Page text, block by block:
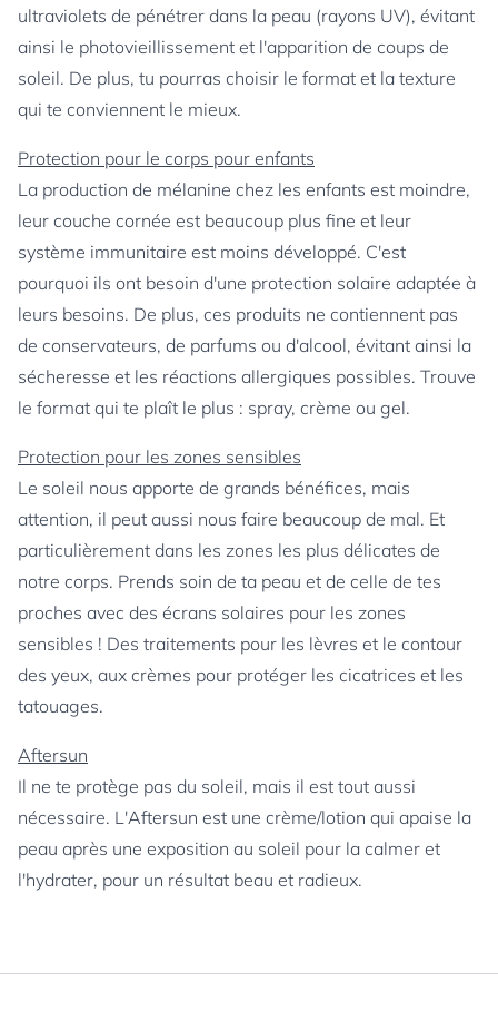
ultraviolets de pénétrer dans la peau (rayons UV), évitant
ainsi le photovieillissement et l'apparition de coups de
soleil. De plus, tu pourras choisir le format et la texture
qui te conviennent le mieux.
Protection pour le corps pour enfants
La production de mélanine chez les enfants est moindre,
leur couche cornée est beaucoup plus fine et leur
système immunitaire est moins développé. C'est
pourquoi ils ont besoin d'une protection solaire adaptée à
leurs besoins. De plus, ces produits ne contiennent pas
de conservateurs, de parfums ou d'alcool, évitant ainsi la
sécheresse et les réactions allergiques possibles. Trouve
le format qui te plaît le plus : spray, crème ou gel.
Protection pour les zones sensibles
Le soleil nous apporte de grands bénéfices, mais
attention, il peut aussi nous faire beaucoup de mal. Et
particulièrement dans les zones les plus délicates de
notre corps. Prends soin de ta peau et de celle de tes
proches avec des écrans solaires pour les zones
sensibles ! Des traitements pour les lèvres et le contour
des yeux, aux crèmes pour protéger les cicatrices et les
tatouages.
Aftersun
Il ne te protège pas du soleil, mais il est tout aussi
nécessaire. L'Aftersun est une crème/lotion qui apaise la
peau après une exposition au soleil pour la calmer et
l'hydrater, pour un résultat beau et radieux.